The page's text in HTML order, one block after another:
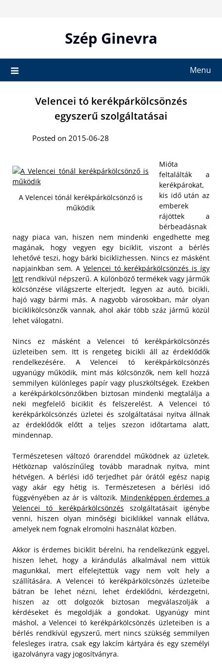
Szép Ginevra
Menu
Velencei tó kerékpárkölcsönzés
egyszerű szolgáltatásai
Posted on 2015-06-28
A Velencei tónál kerékpárkölcsönző is
működik
Mióta
feltalálták a
kerékpárokat,
kis idő után az
emberek
rájöttek a
bérbeadásnak
nagy piaca van, hiszen nem mindenki engedhette meg
magának, hogy vegyen egy biciklit, viszont a bérlés
lehetővé teszi, hogy bárki biciklizhessen. Nincs ez másként
napjainkban sem. AVelencei tó kerékpárkölcsönzés is így
lett rendkívül népszerű. A különböző termékek vagy járműk
kölcsönzése világszerte elterjedt, legyen az autó, bicikli,
hajó vagy bármi más. A nagyobb városokban, már olyan
biciklikölcsönzők vannak, ahol akár több száz jármű közül
lehet válogatni.
Nincs ez másként a Velencei tó kerékpárkölcsönzés
üzleteiben sem. Itt is rengeteg bicikli áll az érdeklődők
rendelkezésére. A Velencei tó kerékpárkölcsönzés
ugyanúgy működik, mint más kölcsönzők, nem kell hozzá
semmilyen különleges papír vagy pluszköltségek. Ezekben
a kerékpárkölcsönzőkben biztosan mindenki megtalálja a
neki megfelelő biciklit és felszerelést. A Velencei tó
kerékpárkölcsönzés üzletei és szolgáltatásai nyitva állnak
az érdeklődők előtt a teljes szezon időtartama alatt,
mindennap.
Természetesen változó órarenddel működnek az üzletek.
Hétköznap valószínűleg tovább maradnak nyitva, mint
hétvégen. A bérlési idő terjedhet pár órától egész napig
vagy akár egy hétig is. Természetesen a bérlési idő
függvényében az ár is változik. Mindenképpen érdemes a
Velencei tó kerékpárkölcsönzés szolgáltatásait igénybe
venni, hiszen olyan minőségi biciklikkel vannak ellátva,
amelyek nem fognak elromolni használat közben.
Akkor is érdemes biciklit bérelni, ha rendelkezünk eggyel,
hiszen lehet, hogy a kirándulás alkalmával nem vittük
magunkkal, mert elfelejtettük vagy nem volt hely a
szállítására. A Velencei tó kerékpárkölcsönzés üzleteibe
bátran be lehet nézni, lehet érdeklődni, kérdezgetni,
hiszen az ott dolgozók biztosan megválaszolják a
kérdéseket és megoldják a gondokat. Ugyanúgy mint
máshol, a Velencei tó kerékpárkölcsönzés üzleteiben is a
bérlés rendkívül egyszerű, mert nincs szükség semmilyen
felesleges iratra, csak egy lakcím kártyára és egy személyi
igazolványra vagy jogosítványra.